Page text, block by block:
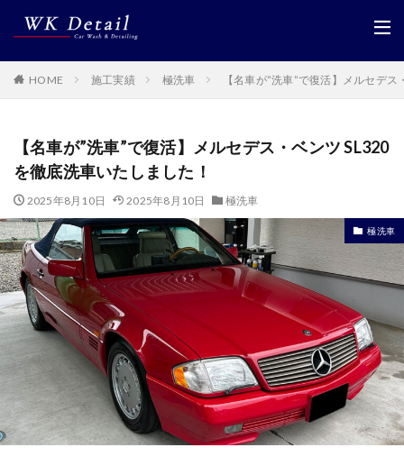
HOME 施工実績 極洗車 【名車が”洗車”で復活】メルセデ
【名車が”洗車”で復活】メルセデス・ベンツ SL320
を徹底洗車いたしました！
2025年8月10日 2025年8月10日 極洗車
極洗車